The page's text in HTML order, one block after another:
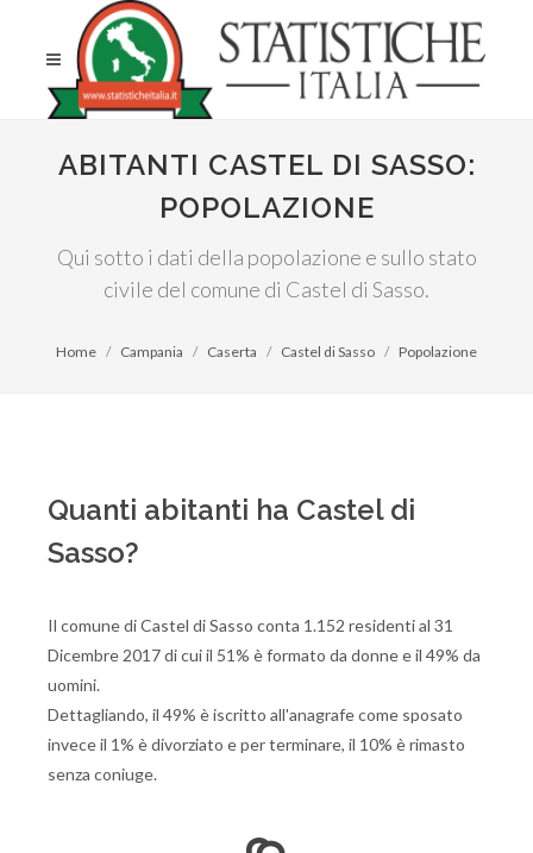
ABITANTI CASTEL DI SASSO:
POPOLAZIONE
Qui sotto i dati della popolazione e sullo stato
civile del comune di Castel di Sasso.
Home Campania Caserta Castel di Sasso Popolazione
Quanti abitanti ha Castel di
Sasso?
Il comune di Castel di Sasso conta 1.152 residenti al 31
Dicembre 2017 di cui il 51% è formato da donne e il 49% da
uomini.
Dettagliando, il 49% è iscritto all'anagrafe come sposato
invece il 1% è divorziato e per terminare, il 10% è rimasto
senza coniuge.